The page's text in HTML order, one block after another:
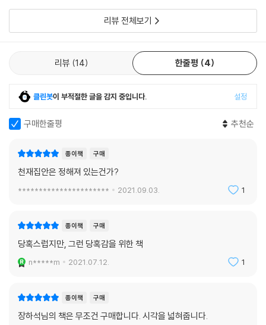
어쩌면 나의 성향을 더 잘 대변하는 문구는 “진리에 대한 사랑(love of tr
uth)” 따위는 없다는 리처드 로티의 선언일 것이다. 로티에 따르면 “진리
대한 사랑, 반항하는 데이터 집합을 장악할 힘을 얻기에 대한 사랑, 논쟁에
서 이기기에 대한 사랑, 작은 이론들을 종합하여 큰 이론들을 구성하기에
--- p.509
우리는, 엄청나게 복잡하고 보아하니 고갈되지 않으며 궁극적으로 예측 불
리가 단 하나의 완벽한 과학 시스템을 발견할 성싶지 않다면, 다수의 과학
시스템들을 육성하는 것이 합당하다.
고 있었다. 그 개념은 역동적이었다. “모든 각각의 발견은 우리가 상상하지
도 못했던 많은 것들을 우리의 시야 안에 가져다놓는다.” 그는 대단히 멋진
이미지를 떠올렸다. “빛의 원이 커질수록, 그 원을 둘러싼 어둠의 경계도
더 커진다.”
나는 다원주의와 상대주의를 구별하고 싶다. 가장 근본적인 차이는, 상대
은 단순히 H2O라는 견해를 더는 지지하지 않는다. 물은 중수소를 비롯한
드문 동위원소들을 포함하고 있을뿐더러, 물의 익숙한 화학적 물리적 속성
결합에 본질적으로 의존한다. 단일 분자의 화학식 H2O는 이 같은 물 분자
들의 상호작용을 은폐한다. 만약에 우리 앞에 H2O 분자들이 단순히 쌓인
무더기가 있다면, 우리는 그것을 물로 알아채지 못할 것이다. 물론 ‘물은 H
2O다’라는 견해는 물의 구조에 관한 진리의 중요한 요소 하나를 담고 있으
며 더 나아가 탐구에도 도움을 주었다. 그러나 그 견해를 영원하고 절대적
인 진리로 간주하는 것은 오류일 것이다. 오히려 그 견해는 계속 전진하는
다음과 같은 일반적인 교훈을 얻을 수 있다. 즉, 과학자들이 이미 수정한 단
순소박한 과학적 진리에 교조주의적으로 매달림으로써 얻을 수 있는 이득
은 없다.
과학이 외면하는 과학적 질문들을 과학사와 과학철학을 이용하여 다루겠
다는 약속을 계속 이행한다. 전작에서 나는 상보적 과학이 산출하는 지식
의 성격을 세 개의 범주로 분류했다. 그것들은 잊힌 지식의 회복(recover
했다.
내가 이 책을 통해 내놓는 것은 역사 연구인 동시에 철학 연구이며 또한 과
리뷰 전체보기
리뷰 14 한줄평 4
클린봇이 부적절한 글을 감지 중입니다. 설정
구매한줄평 추천순
종이책 구매
천재집안은 정해져 있는건가?
********************** 2021.09.03. 1
종이책 구매
당혹스럽지만, 그런 당혹감을 위한 책
n*****m 2021.07.12. 1
종이책 구매
장하석님의 책은 무조건 구매합니다. 시각을 넓혀줍니다.